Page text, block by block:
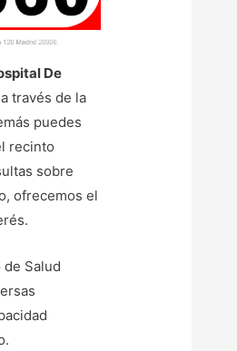
De
través de la
puedes
recinto
sobre
ofrecemos el
Salud